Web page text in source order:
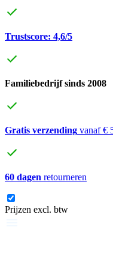
Trustscore: 4,6/5
Familiebedrijf sinds 2008
Gratis verzending vanaf €
60 dagen retourneren
Prijzen excl. btw